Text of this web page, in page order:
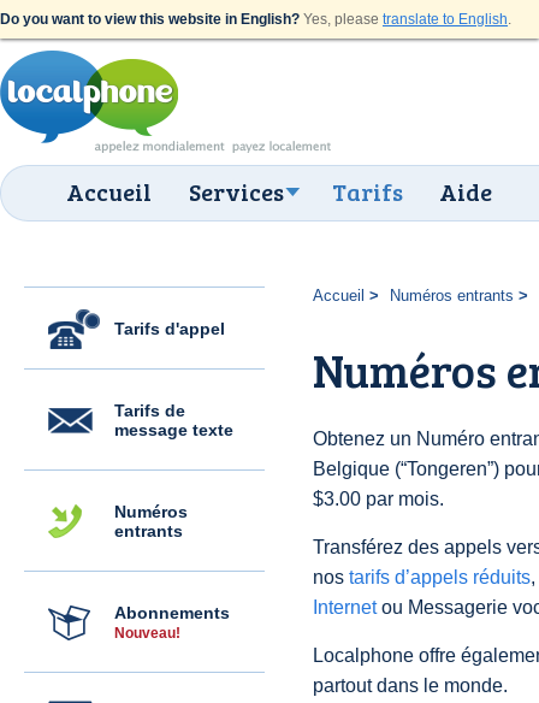
Do you want to view this website in English? Yes, please translate to English.
Accueil Services Tarifs Aide
Tarifs d'appel
Tarifs de
message texte
Numéros
entrants
Abonnements
Nouveau!
Accueil Numéros entrants
Numéros
Obtenez un Numéro
Belgique (“Tongeren”)
$3.00 par mois.
Transférez des appels
nos tarifs d’appels réduits
Internetou Messagerie
Localphone offre
partout dans le monde.